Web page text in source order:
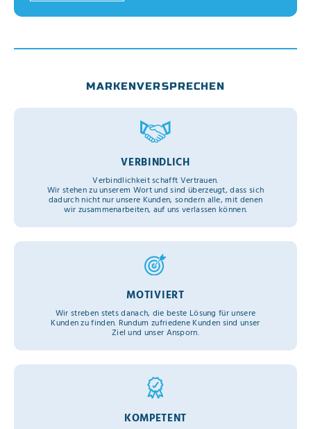
MARKENVERSPRECHEN
VERBINDLICH
Verbindlichkeit schafft Vertrauen.
Wir stehen zu unserem Wort und sind überzeugt, dass sich
dadurch nicht nur unsere Kunden, sondern alle, mit denen
wir zusammenarbeiten, auf uns verlassen können.
MOTIVIERT
Wir streben stets danach, die beste Lösung für unsere
Kunden zu finden. Rundum zufriedene Kunden sind unser
Ziel und unser Ansporn.
KOMPETENT